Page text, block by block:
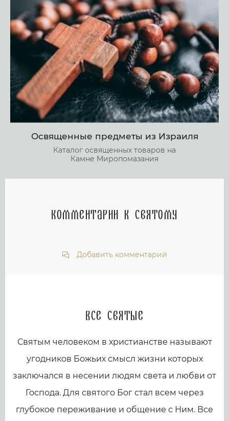
Освященные предметы из Израиля
Каталог освященных товаров на
Камне Миропомазания
Комментарии к святому
Добавить комментарий
Все святые
Святым человеком в христианстве называют
угодников Божьих смысл жизни которых
заключался в несении людям света и любви от
Господа. Для святого Бог стал всем через
глубокое переживание и общение с Ним. Все